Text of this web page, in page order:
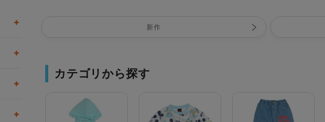
新作
カテゴリから探す